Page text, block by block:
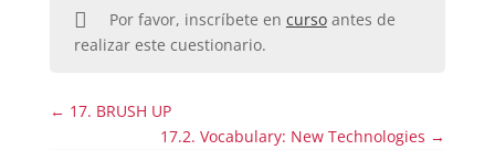
Por favor, inscríbete en cursoantes de
realizar este cuestionario.
17. BRUSH UP
17.2. Vocabulary: New Technologies